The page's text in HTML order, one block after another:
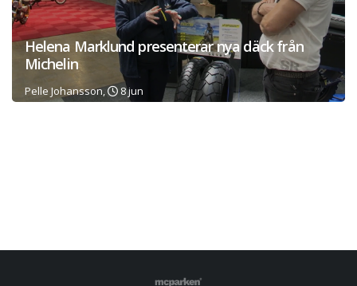
Helena Marklund presenterar nya däck från
Michelin
Pelle Johansson, 8 jun